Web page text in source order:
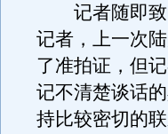
记者随即致
记者，上一次
了准拍证，但
记不清楚谈话
持比较密切的